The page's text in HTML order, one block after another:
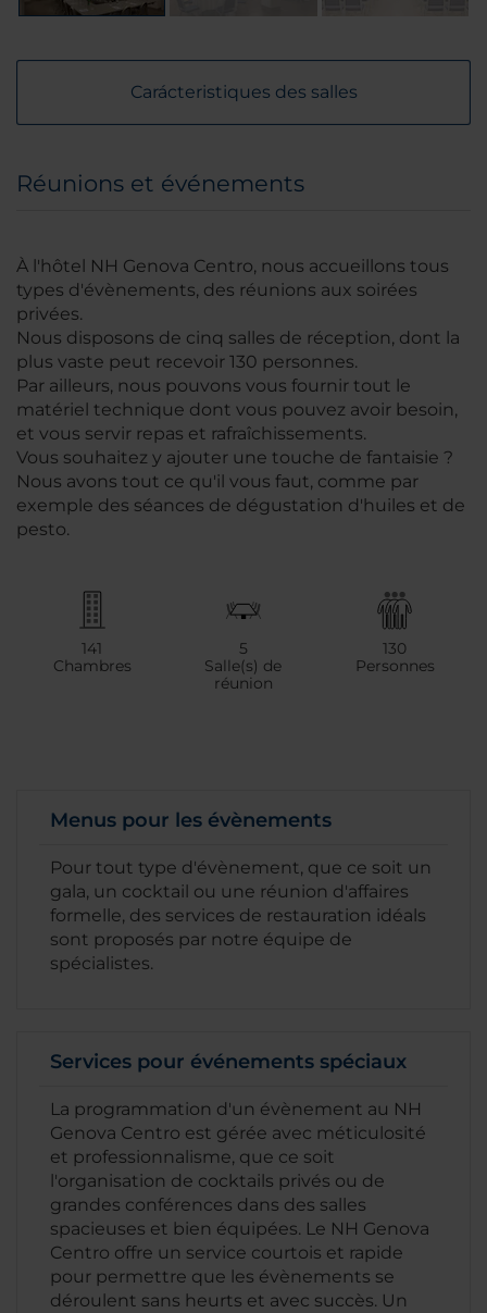
Carácteristiques des salles
Réunions et événements
À l'hôtel NH Genova Centro, nous accueillons tous
types d'évènements, des réunions aux soirées
privées.
Nous disposons de cinq salles de réception, dont la
plus vaste peut recevoir 130 personnes.
Par ailleurs, nous pouvons vous fournir tout le
matériel technique dont vous pouvez avoir besoin,
et vous servir repas et rafraîchissements.
Vous souhaitez y ajouter une touche de fantaisie ?
Nous avons tout ce qu'il vous faut, comme par
exemple des séances de dégustation d'huiles et de
pesto.
141
Chambres
5
Salle(s) de
réunion
130
Personnes
Menus pour les évènements
Pour tout type d'évènement, que ce soit un
gala, un cocktail ou une réunion d'affaires
formelle, des services de restauration idéals
sont proposés par notre équipe de
spécialistes.
Services pour événements spéciaux
La programmation d'un évènement au NH
Genova Centro est gérée avec méticulosité
et professionnalisme, que ce soit
l'organisation de cocktails privés ou de
grandes conférences dans des salles
spacieuses et bien équipées. Le NH Genova
Centro offre un service courtois et rapide
pour permettre que les évènements se
déroulent sans heurts et avec succès. Un